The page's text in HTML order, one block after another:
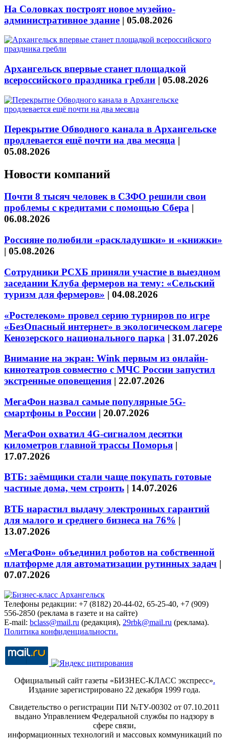
На Соловках построят новое музейно-
административное здание | 05.08.2026
Архангельск впервые станет площадкой
всероссийского праздника гребли | 05.08.2026
Перекрытие Обводного канала в Архангельске
продлевается ещё почти на два месяца |
05.08.2026
Новости компаний
Почти 8 тысяч человек в СЗФО решили свои
проблемы с кредитами с помощью Сбера |
06.08.2026
Россияне полюбили «раскладушки» и «книжки»
| 05.08.2026
Сотрудники РСХБ приняли участие в выездном
заседании Клуба фермеров на тему: «Сельский
туризм для фермеров» | 04.08.2026
«Ростелеком» провел серию турниров по игре
«БезОпасный интернет» в экологическом лагере
Кенозерского национального парка | 31.07.2026
Внимание на экран: Wink первым из онлайн-
кинотеатров совместно с МЧС России запустил
экстренные оповещения | 22.07.2026
МегаФон назвал самые популярные 5G-
смартфоны в России | 20.07.2026
МегаФон охватил 4G-сигналом десятки
километров главной трассы Поморья |
17.07.2026
ВТБ: заёмщики стали чаще покупать готовые
частные дома, чем строить | 14.07.2026
ВТБ нарастил выдачу электронных гарантий
для малого и среднего бизнеса на 76% |
13.07.2026
«МегаФон» объединил роботов на собственной
платформе для автоматизации рутинных задач |
07.07.2026
Телефоны редакции: +7 (8182) 20-44-02, 65-25-40, +7 (909)
556-2850 (реклама в газете и на сайте)
E-mail: bclass@mail.ru (редакция), 29rbk@mail.ru (реклама).
Политика конфиденциальности.
Официальный сайт газеты «БИЗНЕС-КЛАСС экспресс».
Издание зарегистрировано 22 декабря 1999 года.
Свидетельство о регистрации ПИ №ТУ-00302 от 07.10.2011
выдано Управлением Федеральной службы по надзору в
сфере связи,
информационных технологий и массовых коммуникаций по